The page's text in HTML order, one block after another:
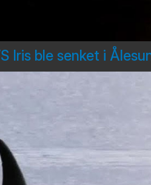
Iris ble senket i